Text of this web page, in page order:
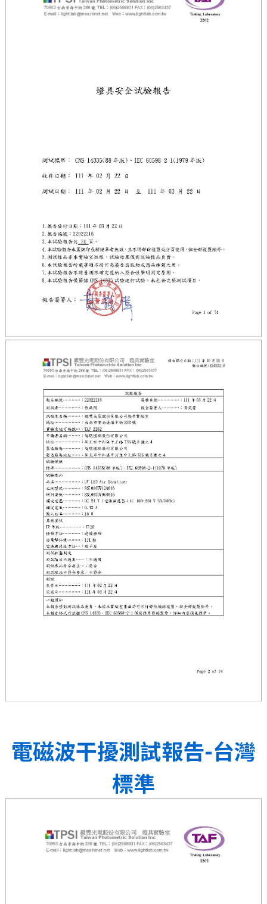
電磁波干擾測試報告-台灣
標準